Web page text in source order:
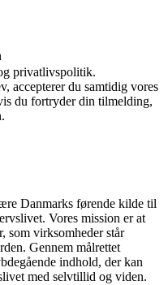
privatlivspolitik.
accepterer du samtidig vores
du fortryder din tilmelding,
Danmarks førende kilde til
Vores mission er at
som virksomheder står
Gennem målrettet
indhold, der kan
med selvtillid og viden.